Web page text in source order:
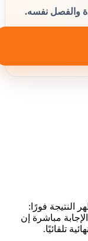
والفصل نفسه.
النتيجة فورًا:
مباشرة إن
تلقائيًا.